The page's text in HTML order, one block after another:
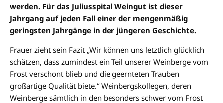
werden. Für das Juliusspital Weingut ist dieser
Jahrgang auf jeden Fall einer der mengenmäßig
geringsten Jahrgänge in der jüngeren Geschichte.
Frauer zieht sein Fazit „Wir können uns letztlich glücklich
schätzen, dass zumindest ein Teil unserer Weinberge vom
Frost verschont blieb und die geernteten Trauben
großartige Qualität biete.“ Weinbergskollegen, deren
Weinberge sämtlich in den besonders schwer vom Frost